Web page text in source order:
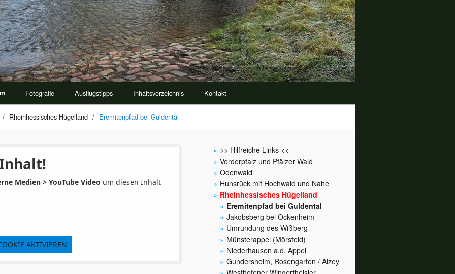
Fotografie Ausflugstipps Inhaltsverzeichnis Kontakt
/ Rheinhessisches Hügelland / Eremitenpfad bei Guldental
>> Hilfreiche Links <<
Vorderpfalz und Pfälzer Wald
Odenwald
Hunsrück mit Hochwald und Nahe
Rheinhessisches Hügelland
Eremitenpfad bei Guldental
Jakobsberg bei Ockenheim
Umrundung des Wißberg
Münsterappel (Mörsfeld)
Niederhausen a.d. Appel
Gundersheim, Rosengarten / Alzey
Medien > YouTube Video um diesen Inhalt
AKTIVIEREN